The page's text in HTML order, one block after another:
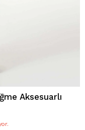
Aksesuarlı